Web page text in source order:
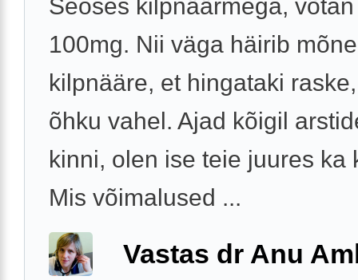
Seoses kilpnäärmega,
100mg. Nii väga häirib
kilpnääre, et hingataki
õhku vahel. Ajad kõigil
kinni, olen ise teie juures ka
Mis võimalused ...
Vastas dr Anu